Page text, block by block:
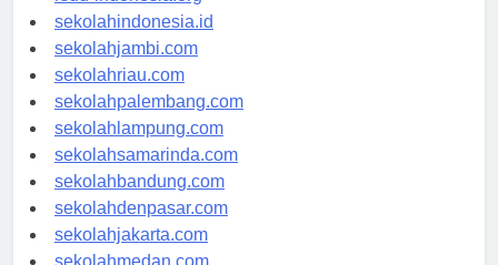
rsud-indonesia.org
sekolahindonesia.id
sekolahjambi.com
sekolahriau.com
sekolahpalembang.com
sekolahlampung.com
sekolahsamarinda.com
sekolahbandung.com
sekolahdenpasar.com
sekolahjakarta.com